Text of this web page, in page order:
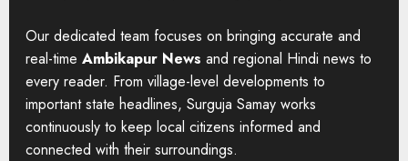
Our dedicated team focuses on bringing accurate and
real-time Ambikapur News and regional Hindi news to
every reader. From village-level developments to
important state headlines, Surguja Samay works
continuously to keep local citizens informed and
connected with their surroundings.